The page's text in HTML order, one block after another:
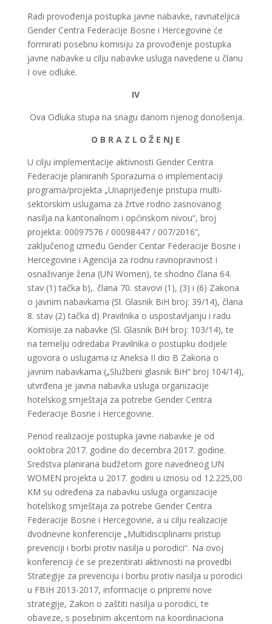
Radi provođenja postupka javne nabavke, ravnateljica
Gender Centra Federacije Bosne i Hercegovine će
formirati posebnu komisiju za provođenje postupka
javne nabavke u cilju nabavke usluga navedene u članu
I ove odluke.
IV
Ova Odluka stupa na snagu danom njenog donošenja.
O B R A Z L O Ž E NJ E
U cilju implementacije aktivnosti Gender Centra
Federacije planiranih Sporazuma o implementaciji
programa/projekta „Unaprijeđenje pristupa multi-
sektorskim uslugama za žrtve rodno zasnovanog
nasilja na kantonalnom i općinskom nivou“, broj
projekta: 00097576 / 00098447 / 007/2016“,
zaključenog između Gender Centar Federacije Bosne i
Hercegovine i Agencija za rodnu ravnopravnost i
osnaživanje žena (UN Women), te shodno člana 64.
stav (1) tačka b),. člana 70. stavovi (1), (3) i (6) Zakona
o javnim nabavkama (Sl. Glasnik BiH broj: 39/14), članа
8. stаv (2) tаčkа d) Prаvilnikа о uspоstаvlјаnju i rаdu
Kоmisiје zа nаbаvkе (Sl. Glasnik BiH broj: 103/14), te
na temelju odredaba Pravilnika o postupku dodjele
ugovora o uslugama iz Aneksa II dio B Zakona o
javnim nabavkama („Službeni glasnik BiH“ broj 104/14),
utvrđena je javna nabavka usluga organizacije
hotelskog smještaja za potrebe Gender Centra
Federacije Bosne i Hercegovine.
Period realizacije postupka javne nabavke je od
ooktobra 2017. godine do decembra 2017. godine.
Sredstva planirana budžetom gore navedneog UN
WOMEN projekta u 2017. godini u iznosu od 12.225,00
KM su određena za nabavku usluga organizacije
hotelskog smještaja za potrebe Gender Centra
Federacije Bosne i Hercegovine, a u cilju realizacije
dvodnevne konferencije „Multidisciplinarni pristup
prevenciji i borbi protiv nasilja u porodici“. Na ovoj
konferenciji će se prezentirati aktivnosti na provedbi
Strategije za prevenciju i borbu protiv nasilja u porodici
u FBIH 2013-2017, informacije o pripremi nove
strategije, Zakon o zaštiti nasilja u porodici, te
obaveze, s posebnim akcentom na koordinaciona